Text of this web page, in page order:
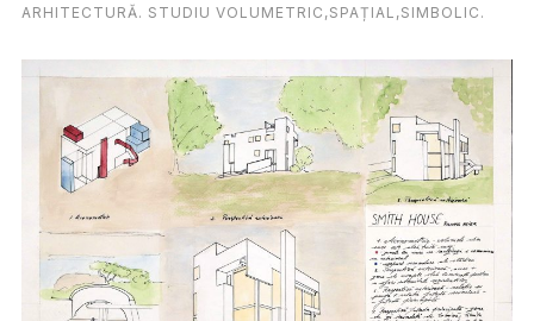
ARHITECTURĂ. STUDIU VOLUMETRIC,SPAȚIAL,SIMBOLIC.